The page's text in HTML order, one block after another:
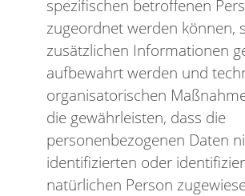
spezifischen betroffenen
zugeordnet werden können,
zusätzlichen Informationen
aufbewahrt werden und
organisatorischen
die gewährleisten, dass die
personenbezogenen Daten
identifizierten oder
natürlichen Person